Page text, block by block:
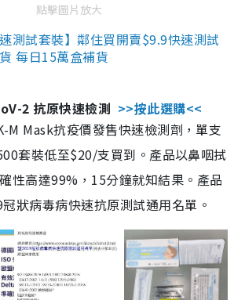
點擊圖片放大
測試套裝】鄰住買開賣$9.9快速測試
每日15萬盒補貨
2 抗原快速檢測 >>按此選購<<
M Mask抗疫價發售快速檢測劑，單支
套裝低至$20/支買到。產品以鼻咽拭
性高達99%，15分鐘就知結果。產品
狀病毒病快速抗原測試通用名單。